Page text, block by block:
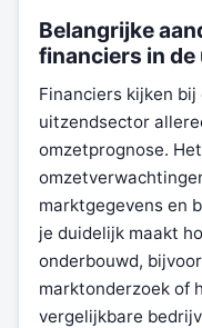
Belangrijke
financiers in
Financiers kijken
uitzendsector
omzetprognose.
marktgegevens en
je duidelijk maakt
onderbouwd,
marktonderzoek of
vergelijkbare